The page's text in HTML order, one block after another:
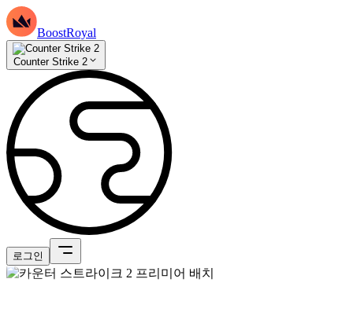
BoostRoyal
Counter Strike 2
로그인